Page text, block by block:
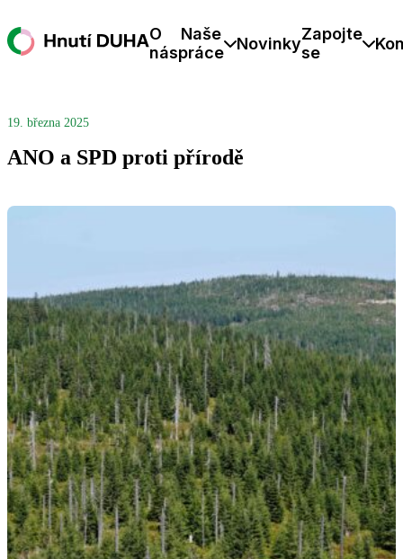
O
nás
Naše
práce
NovinkyZapojte
se
19. března 2025
ANO a SPD proti přírodě